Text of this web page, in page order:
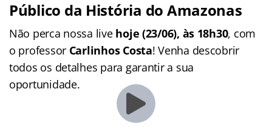
Público da História do Amazonas
Não perca nossa live hoje (23/06), às 18h30, com
o professor Carlinhos Costa! Venha descobrir
todos os detalhes para garantir a sua
oportunidade.